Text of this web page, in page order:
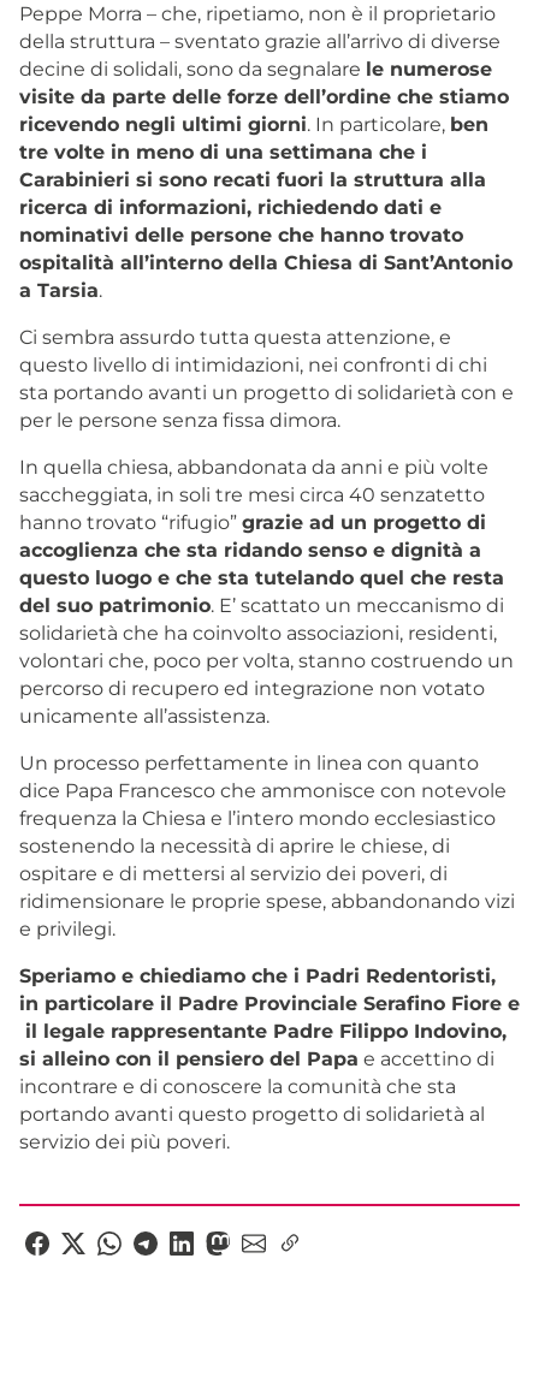
Peppe Morra – che, ripetiamo, non è il proprietario
della struttura – sventato grazie all’arrivo di diverse
decine di solidali, sono da segnalare le numerose
visite da parte delle forze dell’ordine che stiamo
ricevendo negli ultimi giorni. In particolare, ben
tre volte in meno di una settimana che i
Carabinieri si sono recati fuori la struttura alla
ricerca di informazioni, richiedendo dati e
nominativi delle persone che hanno trovato
ospitalità all’interno della Chiesa di Sant’Antonio
a Tarsia.
Ci sembra assurdo tutta questa attenzione, e
questo livello di intimidazioni, nei confronti di chi
sta portando avanti un progetto di solidarietà con e
per le persone senza fissa dimora.
In quella chiesa, abbandonata da anni e più volte
saccheggiata, in soli tre mesi circa 40 senzatetto
hanno trovato “rifugio” grazie ad un progetto di
accoglienza che sta ridando senso e dignità a
questo luogo e che sta tutelando quel che resta
del suo patrimonio. E’ scattato un meccanismo di
solidarietà che ha coinvolto associazioni, residenti,
volontari che, poco per volta, stanno costruendo un
percorso di recupero ed integrazione non votato
unicamente all’assistenza.
Un processo perfettamente in linea con quanto
dice Papa Francesco che ammonisce con notevole
frequenza la Chiesa e l’intero mondo ecclesiastico
sostenendo la necessità di aprire le chiese, di
ospitare e di mettersi al servizio dei poveri, di
ridimensionare le proprie spese, abbandonando vizi
e privilegi.
Speriamo e chiediamo che i Padri Redentoristi,
in particolare il Padre Provinciale Serafino Fiore e
il legale rappresentante Padre Filippo Indovino,
si alleino con il pensiero del Papa e accettino di
incontrare e di conoscere la comunità che sta
portando avanti questo progetto di solidarietà al
servizio dei più poveri.